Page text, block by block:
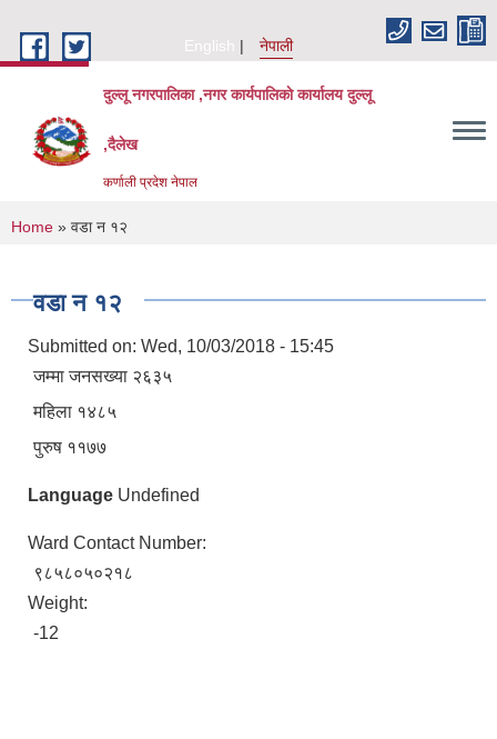
English
नेपाली
दुल्लू नगरपालिका ,नगर कार्यपालिकाे कार्यालय दुल्लू
,दैलेख
कर्णाली प्रदेश नेपाल
You are here
Home » वडा न १२
वडा न १२
Submitted on: Wed, 10/03/2018 - 15:45
जम्मा जनसख्या २६३५
महिला १४८५
पुरुष ११७७
Language Undefined
Ward Contact Number:
९८५८०५०२१८
Weight:
-12